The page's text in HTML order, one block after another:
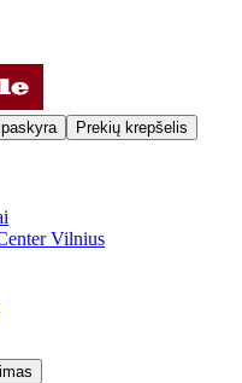
Prekių krepšelis
Vilnius